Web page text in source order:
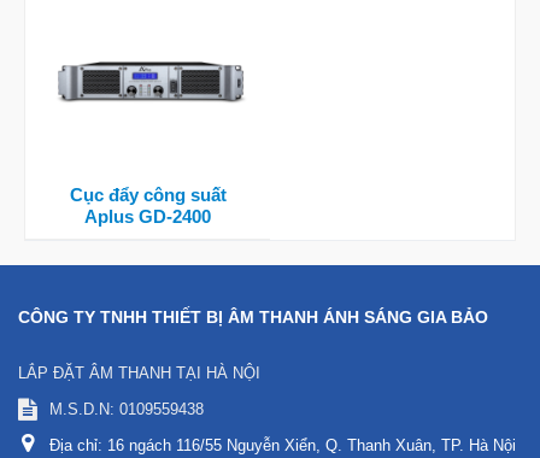
Cục đẩy công suất
Aplus GD-2400
CÔNG TY TNHH THIẾT BỊ ÂM THANH ÁNH SÁNG GIA BẢO
LẮP ĐẶT ÂM THANH TẠI HÀ NỘI
M.S.D.N: 0109559438
Địa chỉ: 16 ngách 116/55 Nguyễn Xiển, Q. Thanh Xuân, TP. Hà Nội